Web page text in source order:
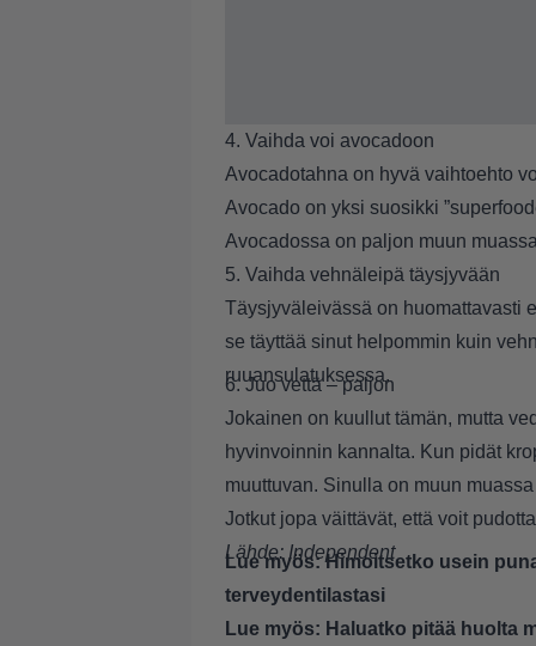
4. Vaihda voi avocadoon
Avocadotahna on hyvä vaihtoehto
Avocado on yksi suosikki
Avocadossa on paljon muun
5. Vaihda vehnäleipä täysjyvään
Täysjyväleivässä on huomattavasti
se täyttää sinut helpommin kuin
ruuansulatuksessa.
6. Juo vettä – paljon
Jokainen on kuullut tämän, mutta
hyvinvoinnin kannalta. Kun pidät
muuttuvan. Sinulla on muun
Jotkut jopa väittävät, että voit
Lähde: Independent
Lue myös:Himoitsetko usein
terveydentilastasi
Lue myös: Haluatko pitää huolta